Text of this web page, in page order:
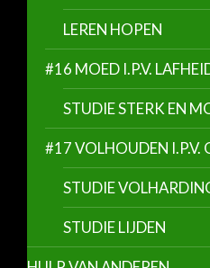
LEREN HOPEN
#16 MOED I.P.V.
STUDIE STERK EN
#17 VOLHOUDEN I.P.V.
STUDIE
STUDIE LIJDEN